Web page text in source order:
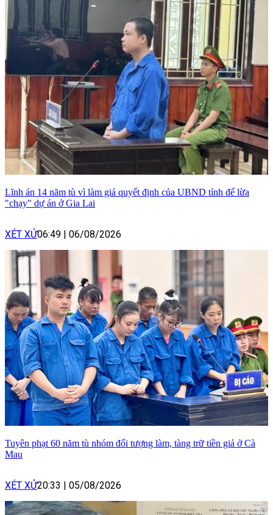
Lĩnh án 14 năm tù vì làm giả quyết định của UBND tỉnh để lừa
"chạy" dự án ở Gia Lai
XÉT XỬ06:49 | 06/08/2026
Tuyên phạt 60 năm tù nhóm đối tượng làm, tàng trữ tiền giả ở Cà
Mau
XÉT XỬ20:33 | 05/08/2026